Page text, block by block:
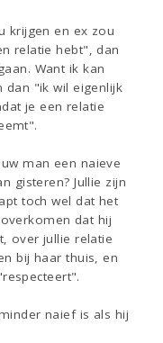
krijgen en ex zou
relatie hebt", dan
Want ik kan
dan "ik wil eigenlijk
je een relatie
man een naieve
gisteren? Jullie zijn
toch wel dat het
dat hij
over jullie relatie
bij haar thuis, en
naief is als hij